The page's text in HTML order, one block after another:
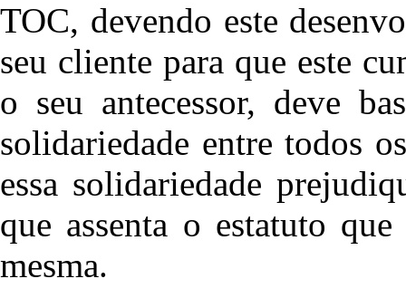
TOC, devendo este
seu cliente para que este
o seu antecessor, deve
solidariedade entre todos
essa solidariedade
que assenta o estatuto
mesma.